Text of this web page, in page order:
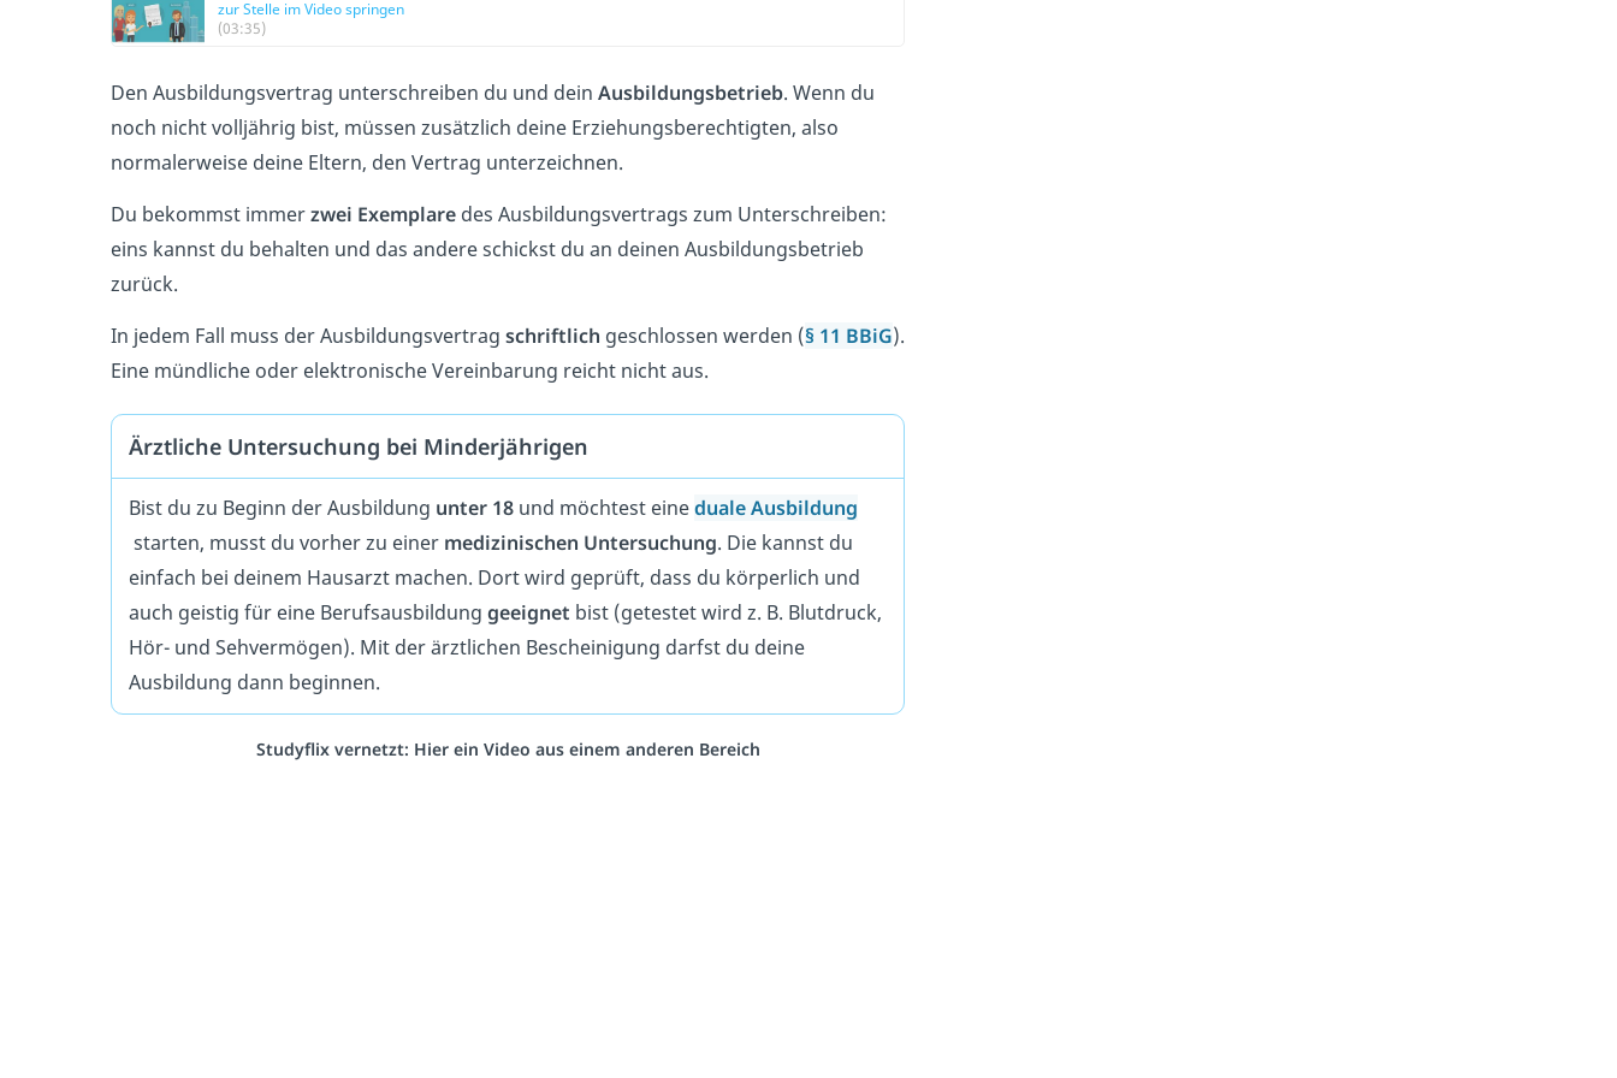
zur Stelle im Video springen
(03:35)
Den Ausbildungsvertrag unterschreiben du und dein Ausbildungsbetrieb. Wenn du
noch nicht volljährig bist, müssen zusätzlich deine Erziehungsberechtigten, also
normalerweise deine Eltern, den Vertrag unterzeichnen.
Du bekommst immerzwei Exemplare des Ausbildungsvertrags zum Unterschreiben:
eins kannst du behalten und das andere schickst du an deinen Ausbildungsbetrieb
zurück.
In jedem Fall muss der Ausbildungsvertrag schriftlich geschlossen werden (§ 11 BBiG).
Eine mündliche oder elektronische Vereinbarung reicht nicht aus.
Ärztliche Untersuchung bei Minderjährigen
Bist du zu Beginn der Ausbildung unter 18 und möchtest eineduale Ausbildung
starten, musst du vorher zu einer medizinischen Untersuchung. Die kannst du
einfach bei deinem Hausarzt machen. Dort wird geprüft, dass du körperlich und
auch geistig für eine Berufsausbildung geeignet bist (getestet wird z. B. Blutdruck,
Hör- und Sehvermögen). Mit der ärztlichen Bescheinigung darfst du deine
Ausbildung dann beginnen.
Studyflix vernetzt: Hier ein Video aus einem anderen Bereich